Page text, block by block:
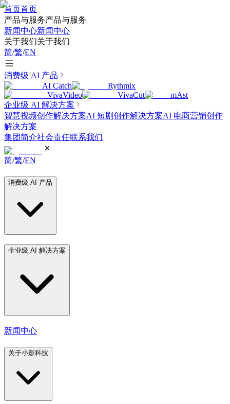
首页首页
产品与服务产品与服务
新闻中心新闻中心
关于我们关于我们
简/繁/EN
消费级 AI 产品
AI Catch
Rythmix
VivaVideo
VivaCut
mAst
企业级 AI 解决方案
智慧视频创作解决方案AI 短剧创作解决方案AI 电商营销创作
解决方案
集团简介社会责任联系我们
简/繁/EN
消费级 AI 产品
企业级 AI 解决方案
新闻中心
关于小影科技